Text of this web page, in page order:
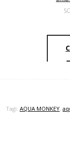
Tagi: AQUA MONKEY,